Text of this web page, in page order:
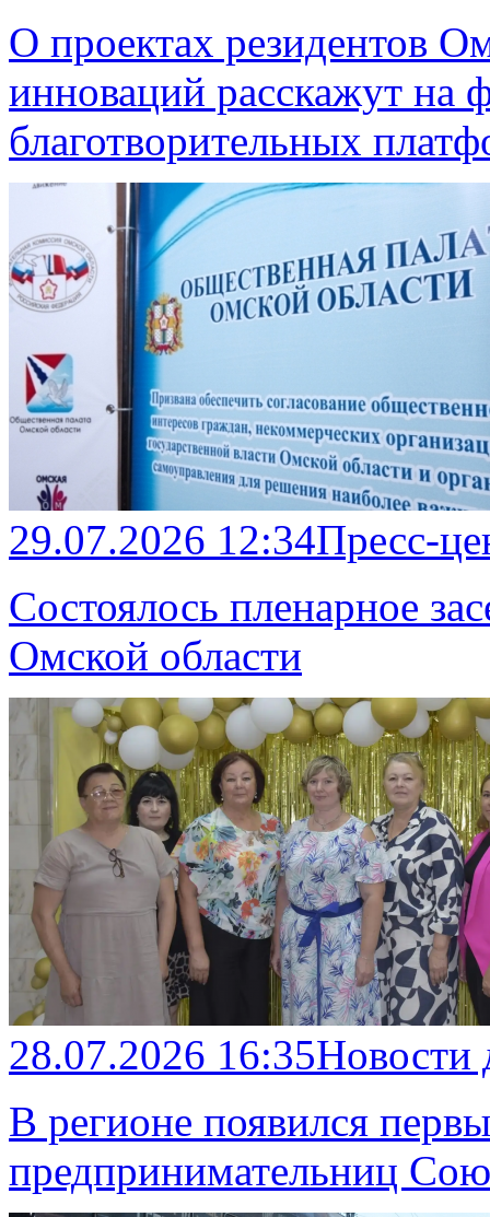
О проектах резидентов
инноваций расскажут на
благотворительных
29.07.2026 12:34Пресс-
Состоялось пленарное
Омской области
28.07.2026 16:35
В регионе появился
предпринимательниц